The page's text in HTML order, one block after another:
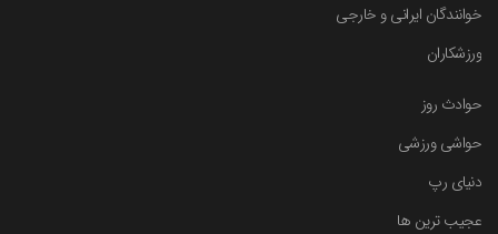
خوانندگان ایرانی و خارجی
ورزشکاران
حوادث روز
حواشی ورزشی
دنیای رپ
عجیب ترین ها